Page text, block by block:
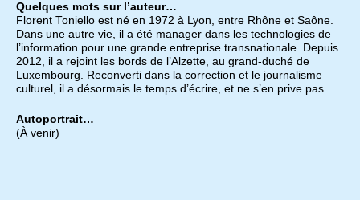
Quelques mots sur l’auteur…
Florent Toniello est né en 1972 à Lyon, entre Rhône et Saône.
Dans une autre vie, il a été manager dans les technologies de
l’information pour une grande entreprise transnationale. Depuis
2012, il a rejoint les bords de l’Alzette, au grand-duché de
Luxembourg. Reconverti dans la correction et le journalisme
culturel, il a désormais le temps d’écrire, et ne s’en prive pas.
Autoportrait…
(À venir)